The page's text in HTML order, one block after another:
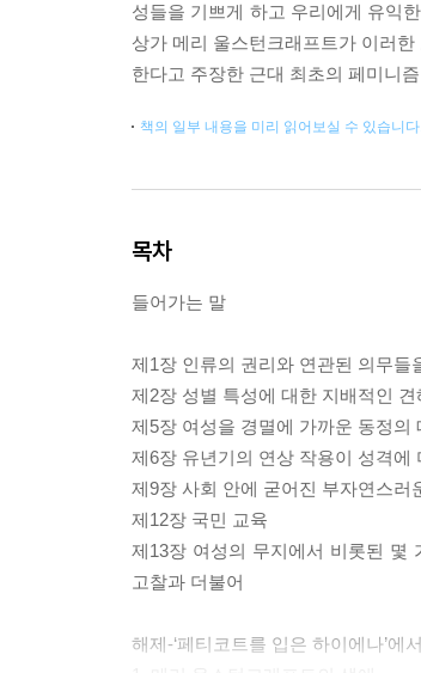
성들을 기쁘게 하고 우리에게 유익
상가 메리 울스턴크래프트가 이러
한다고 주장한 근대 최초의 페미니
책의 일부 내용을 미리 읽어보실 수 있습니
목차
들어가는 말
제1장 인류의 권리와 연관된 의무들
제2장 성별 특성에 대한 지배적인
제5장 여성을 경멸에 가까운 동정의
제6장 유년기의 연상 작용이 성격에
제9장 사회 안에 굳어진 부자연스
제12장 국민 교육
제13장 여성의 무지에서 비롯된 몇
고찰과 더불어
해제-‘페티코트를 입은 하이에나’에